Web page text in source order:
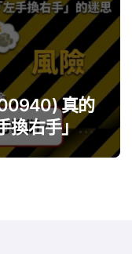
真的
換右手」迷